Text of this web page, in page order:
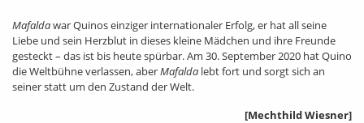
Mafaldawar Quinos einziger internationaler Erfolg, er hat all seine
Liebe und sein Herzblut in dieses kleine Mädchen und ihre Freunde
gesteckt – das ist bis heute spürbar. Am 30. September 2020 hat Quino
die Weltbühne verlassen, aberMafalda lebt fort und sorgt sich an
seiner statt um den Zustand der Welt.
[Mechthild Wiesner]